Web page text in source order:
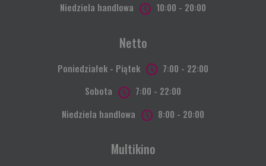
Niedziela handlowa
10:00 - 20:00
Netto
Poniedziałek - Piątek
7:00 - 22:00
Sobota
7:00 - 22:00
Niedziela handlowa
8:00 - 20:00
Multikino